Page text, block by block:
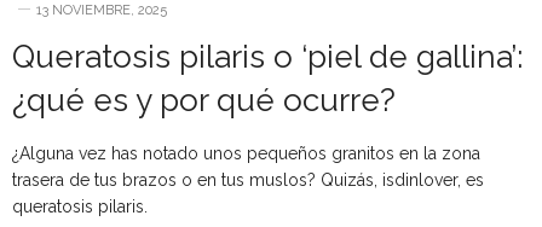
13 NOVIEMBRE, 2025
Queratosis pilaris o ‘piel de gallina’:
¿qué es y por qué ocurre?
¿Alguna vez has notado unos pequeños granitos en la zona
trasera de tus brazos o en tus muslos? Quizás, isdinlover, es
queratosis pilaris.